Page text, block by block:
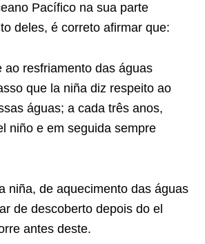
Pacífico na sua parte
deles, é correto afirmar que:
ao resfriamento das águas
que la niña diz respeito ao
águas; a cada três anos,
niño e em seguida sempre
niña, de aquecimento das águas
de descoberto depois do el
antes deste.